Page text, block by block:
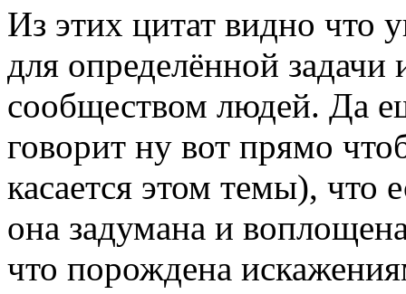
Из этих цитат видно что
для определённой задачи
сообществом людей. Да
говорит ну вот прямо
касается этом темы), что
она задумана и
что порождена